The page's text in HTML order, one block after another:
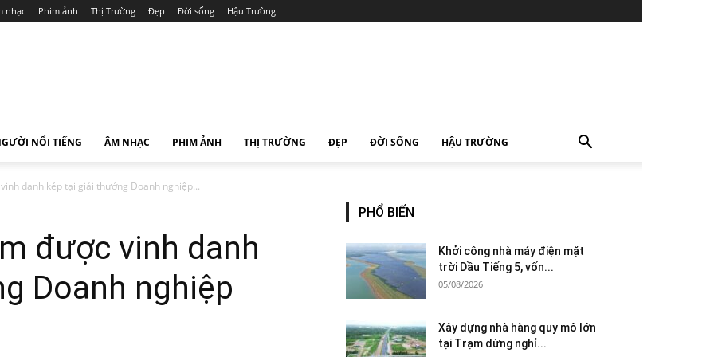
nhạc Phim ảnh Thị Trường Đẹp Đời sống Hậu Trường
NỔI TIẾNG ÂM NHẠC PHIM ẢNH THỊ TRƯỜNG ĐẸP ĐỜI SỐNG HẬU TRƯỜNG
danh kép tại giải thưởng Doanh nghiệp...
được vinh danh
Doanh nghiệp
PHỔ BIẾN
Khởi công nhà máy điện mặt
trời Dầu Tiếng 5, vốn...
05/08/2026
Xây dựng nhà hàng quy mô lớn
tại Trạm dừng nghỉ...